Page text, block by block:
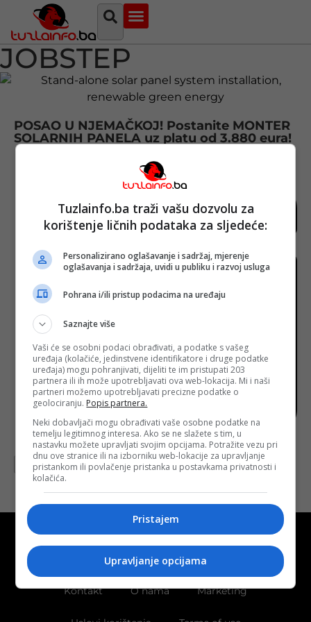
JOBSTEP
POSAO U NJEMAČKOJ! Postanite MONTER
SOLARNIH PANELA uz platu od 3.880 eura!
Objavljeno: 16. 08. 2023.
Opširnije
Kontakt O nama Marketing
Tuzlainfo.ba traži vašu dozvolu za
korištenje ličnih podataka za sljedeće:
Personalizirano oglašavanje i sadržaj, mjerenje
oglašavanja i sadržaja, uvidi u publiku i razvoj usluga
Pohrana i/ili pristup podacima na uređaju
Saznajte više
Vaši će se osobni podaci obrađivati, a podatke s vašeg
uređaja (kolačiće, jedinstvene identifikatore i druge podatke
uređaja) mogu pohranjivati, dijeliti te im pristupati 203
partnera ili ih može upotrebljavati ova web-lokacija. Mi i naši
partneri možemo upotrebljavati precizne podatke o
geolociranju. Popis partnera.
Neki dobavljači mogu obrađivati vaše osobne podatke na
temelju legitimnog interesa. Ako se ne slažete s tim, u
nastavku možete upravljati svojim opcijama. Potražite vezu pri
dnu ove stranice ili na izborniku web-lokacije za upravljanje
pristankom ili povlačenje pristanka u postavkama privatnosti i
kolačića.
Pristajem
Upravljanje opcijama